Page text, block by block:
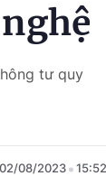
tư quy
02/08/2023 15:52